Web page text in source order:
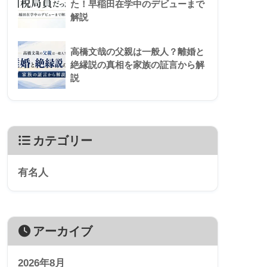
た！早稲田在学中のデビューまで
解説
高橋文哉の父親は一般人？離婚と
絶縁説の真相を家族の証言から解
説
カテゴリー
有名人
アーカイブ
2026年8月